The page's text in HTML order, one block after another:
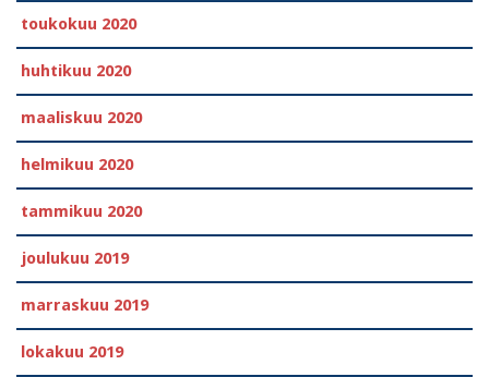
toukokuu 2020
huhtikuu 2020
maaliskuu 2020
helmikuu 2020
tammikuu 2020
joulukuu 2019
marraskuu 2019
lokakuu 2019